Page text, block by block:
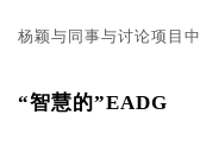
杨颖与同事与讨论项目中
“智慧的”EADG